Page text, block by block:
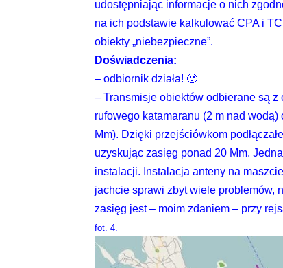
udostępniając informacje o nich
na ich podstawie kalkulować CPA i
obiekty „niebezpieczne”.
Doświadczenia:
– odbiornik działa! 🙂
– Transmisje obiektów odbierane są z
rufowego katamaranu (2 m nad wodą)
Mm). Dzięki przejściówkom
uzyskując zasięg ponad 20 Mm.
instalacji. Instalacja anteny na
jachcie sprawi zbyt wiele problemów,
zasięg jest – moim zdaniem – przy
fot. 4.